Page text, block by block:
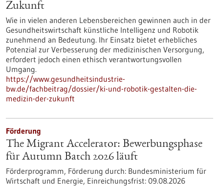
Zukunft
Wie in vielen anderen Lebensbereichen gewinnen auch in der
Gesundheitswirtschaft künstliche Intelligenz und Robotik
zunehmend an Bedeutung. Ihr Einsatz bietet erhebliches
Potenzial zur Verbesserung der medizinischen Versorgung,
erfordert jedoch einen ethisch verantwortungsvollen
Umgang.
https://www.gesundheitsindustrie-
bw.de/fachbeitrag/dossier/ki-und-robotik-gestalten-die-
medizin-der-zukunft
Förderung
The Migrant Accelerator: Bewerbungsphase
für Autumn Batch 2026 läuft
Förderprogramm, Förderung durch: Bundesministerium für
Wirtschaft und Energie, Einreichungsfrist: 09.08.2026